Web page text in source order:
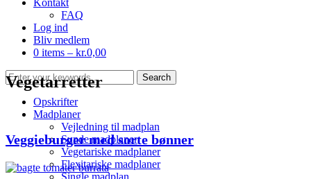
Kontakt
FAQ
Log ind
Bliv medlem
0 items – kr.0,00
Opskrifter
Madplaner
Vejledning til madplan
Sunde madplaner
Vegetariske madplaner
Flexitariske madplaner
Single madplan
Vegetarretter
Veggieburger med sorte bønner